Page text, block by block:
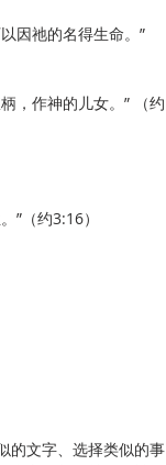
因祂的名得生命。”
，作神的儿女。” （约
”（约3:16）
的文字、选择类似的事